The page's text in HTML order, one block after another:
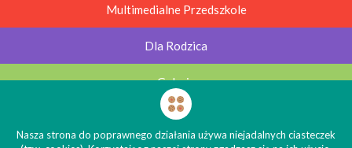
Multimedialne Przedszkole
Dla Rodzica
Galerie
Kontakt
Nasza strona do poprawnego działania używa niejadalnych ciasteczek